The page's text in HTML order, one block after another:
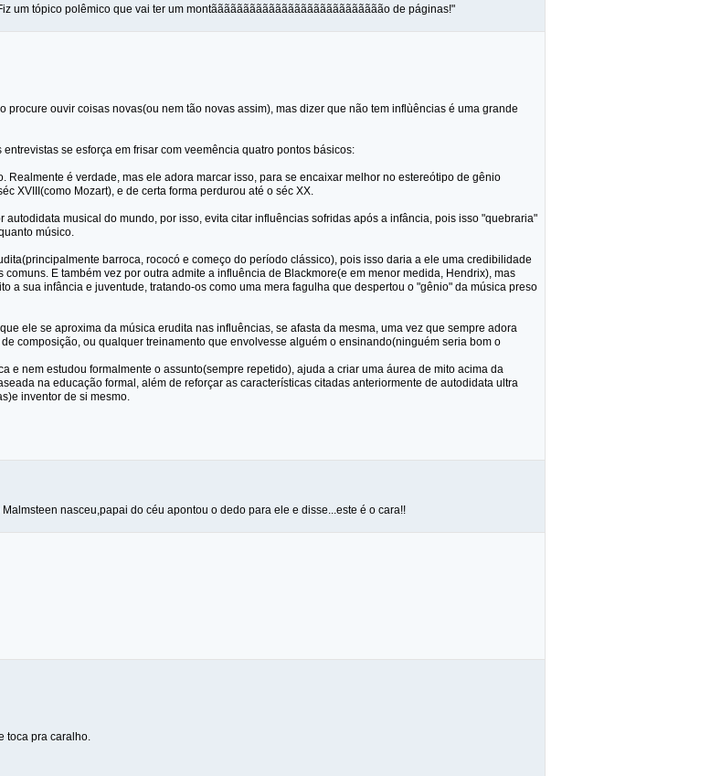
um tópico polêmico que vai ter um montããããããããããããããããããããããããããão de páginas!"
procure ouvir coisas novas(ou nem tão novas assim), mas dizer que não tem inflùências é uma grande
se esforça em frisar com veemência quatro pontos básicos:
Realmente é verdade, mas ele adora marcar isso, para se encaixar melhor no estereótipo de gênio
XVIII(como Mozart), e de certa forma perdurou até o séc XX.
autodidata musical do mundo, por isso, evita citar influências sofridas após a infância, pois isso "quebraria"
músico.
barroca, rococó e começo do período clássico), pois isso daria a ele uma credibilidade
E também vez por outra admite a influência de Blackmore(e em menor medida, Hendrix), mas
a sua infância e juventude, tratando-os como uma mera fagulha que despertou o "gênio" da música preso
ele se aproxima da música erudita nas influências, se afasta da mesma, uma vez que sempre adora
composição, ou qualquer treinamento que envolvesse alguém o ensinando(ninguém seria bom o
e nem estudou formalmente o assunto(sempre repetido), ajuda a criar uma áurea de mito acima da
na educação formal, além de reforçar as características citadas anteriormente de autodidata ultra
inventor de si mesmo.
nasceu,papai do céu apontou o dedo para ele e disse...este é o cara!!
toca pra caralho.